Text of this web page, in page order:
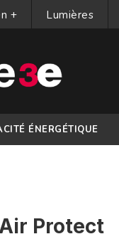
+ Lumières
ÉNERGÉTIQUE
Protect